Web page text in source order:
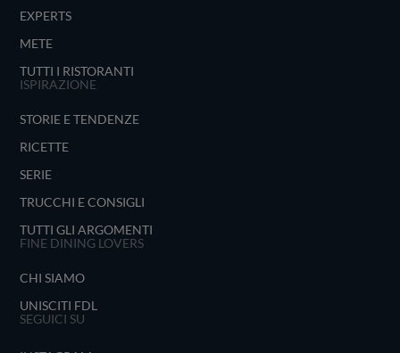
EXPERTS
METE
TUTTI I RISTORANTI
ISPIRAZIONE
STORIE E TENDENZE
RICETTE
SERIE
TRUCCHI E CONSIGLI
TUTTI GLI ARGOMENTI
FINE DINING LOVERS
CHI SIAMO
UNISCITI FDL
SEGUICI SU